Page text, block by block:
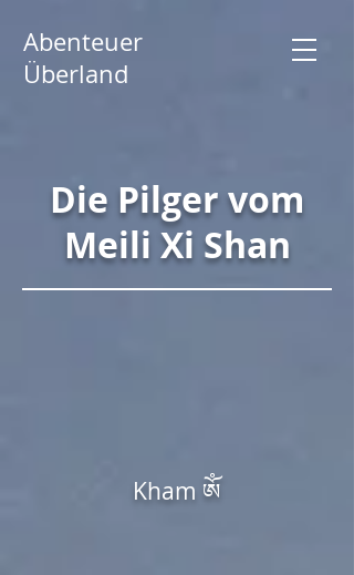
Abenteuer
Überland
Die Pilger vom
Meili Xi Shan
Kham ༀ